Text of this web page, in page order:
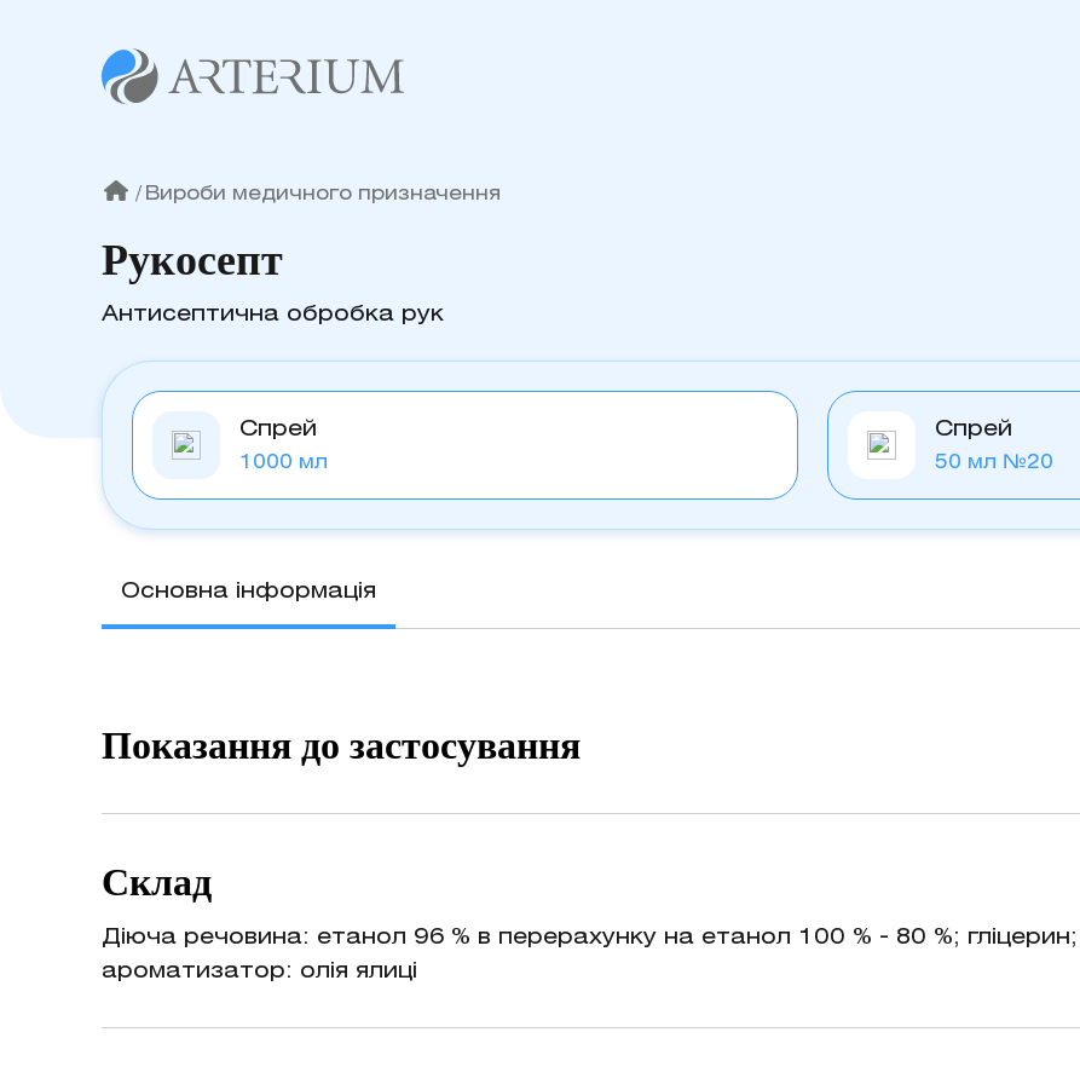
/ Вироби медичного призначення
Рукосепт
Антисептична обробка рук
Спрей
1000 мл
Спрей
50 мл №20
Основна інформація
Показання до застосування
Склад
Діюча речовина: етанол 96 % в перерахунку на етанол 100 % - 80 %;
ароматизатор: олія ялиці